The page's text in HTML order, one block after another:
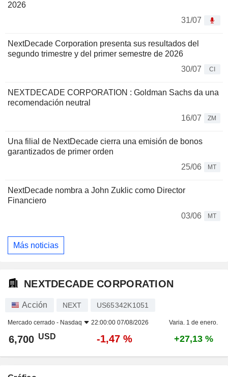
2026
31/07
NextDecade Corporation presenta sus resultados del
segundo trimestre y del primer semestre de 2026
30/07
CI
NEXTDECADE CORPORATION : Goldman Sachs da una
recomendación neutral
16/07
ZM
Una filial de NextDecade cierra una emisión de bonos
garantizados de primer orden
25/06
MT
NextDecade nombra a John Zuklic como Director
Financiero
03/06
MT
Más noticias
NEXTDECADE CORPORATION
Acción NEXT US65342K1051
Mercado cerrado - Nasdaq 22:00:00 07/08/2026 Varia. 1 de enero.
6,700 USD -1,47 % +27,13 %